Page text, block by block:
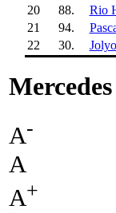
20
88. Rio
21
94.
22
30.
A-
A
A+